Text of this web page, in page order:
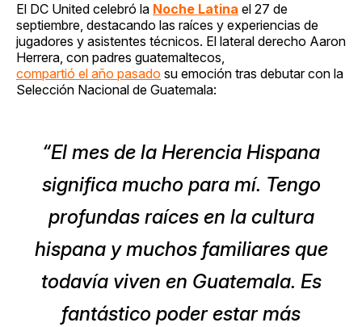
El DC United celebró la Noche Latina el 27 de
septiembre, destacando las raíces y experiencias de
jugadores y asistentes técnicos. El lateral derecho Aaron
Herrera, con padres guatemaltecos,
compartió el año pasado su emoción tras debutar con la
Selección Nacional de Guatemala:
“El mes de la Herencia Hispana
significa mucho para mí. Tengo
profundas raíces en la cultura
hispana y muchos familiares que
todavía viven en Guatemala. Es
fantástico poder estar más